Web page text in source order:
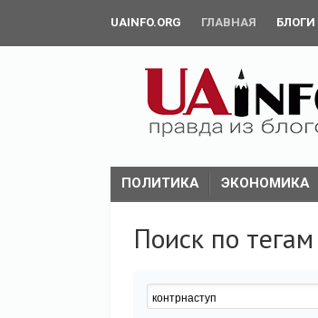
UAINFO.ORG ГЛАВНАЯ БЛОГИ
ПОЛИТИКА ЭКОНОМИКА
Поиск по тегам